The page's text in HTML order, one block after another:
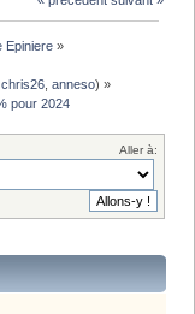
Epiniere »
,chris26 ,anneso) »
pour 2024
Aller à: